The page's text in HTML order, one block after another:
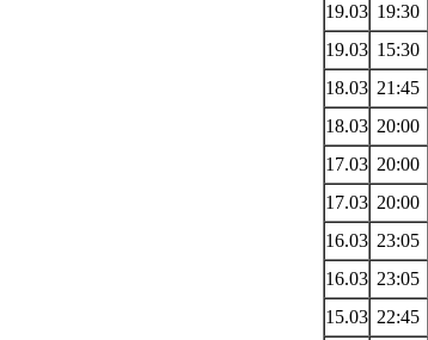
19.03 19:30
19.03 15:30
18.03 21:45
18.03 20:00
17.03 20:00
17.03 20:00
16.03 23:05
16.03 23:05
15.03 22:45